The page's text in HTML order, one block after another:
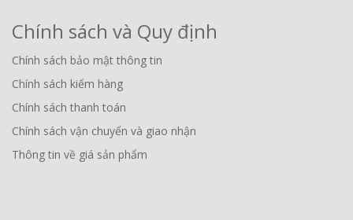
Chính sách và Quy định
Chính sách bảo mật thông tin
Chính sách kiểm hàng
Chính sách thanh toán
Chính sách vận chuyển và giao nhận
Thông tin về giá sản phẩm